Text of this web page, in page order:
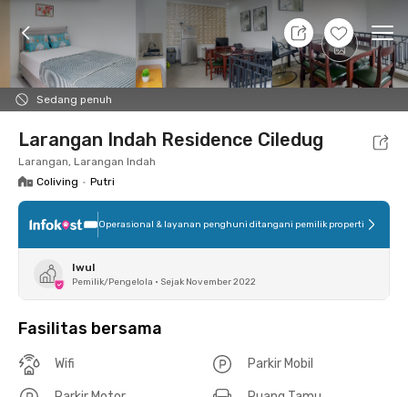
+8
Sedang penuh
10 Agt 26 - Belum tahu
Foto Fasilitas bersama Lokasi Kamar
Larangan Indah Residence Ciledug
Larangan, Larangan Indah
Coliving • Putri
Operasional & layanan penghuni ditangani pemilik properti
Iwul
Pemilik/Pengelola • Sejak November 2022
Fasilitas bersama
Wifi Parkir Mobil